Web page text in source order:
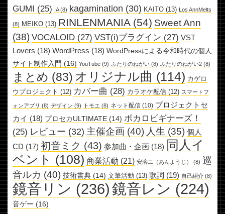
GUMI (25) IA(8) kagamination (30) KAITO (13) Los AnnMelts
(8) MEIKO (13) RINLENMANIA(54) Sweet Ann
(38) VOCALOID (27) VST(i)プラグイン (27) VST
Lovers (18) WordPress (18) WordPressによる令和時代の個人
サイト制作入門 (16) YouTube (9) ふたりのねがい (8) ふたりのねがい2 (8)
まとめ (83) オリジナル曲 (114) カゲロ
ウプロジェクト (12) カバー曲 (28) カラオケ配信 (12) スマートフ
ォンアプリ (8) デザイン (9) トモエ (8) ネット配信 (10) プロジェクトセ
カイ (18) プロセカULTIMATE (14) ボカロビギナーズ！
(25) レビュー (32) 主催企画 (40) 人生 (35) 個人
CD (17) 初音ミク (43) 参加曲・企画 (18) 同人イ
ベント (108) 商業活動 (21) 安溶二（あんようじ） (8) 巡
音ルカ (40) 技術書典 (14) 文筆活動 (13) 歌詞 (19) 自己紹介 (8)
鏡音リン (236)鏡音レン (224)
音ゲー (16)